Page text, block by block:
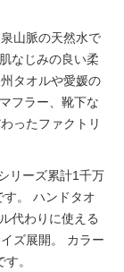
山脈の天然水で
なじみの良い柔
タオルや愛媛の
フラー、靴下な
ったファクトリ
リーズ累計1千万
。
ハンドタオ
代わりに使える
ズ展開。
カラー
。